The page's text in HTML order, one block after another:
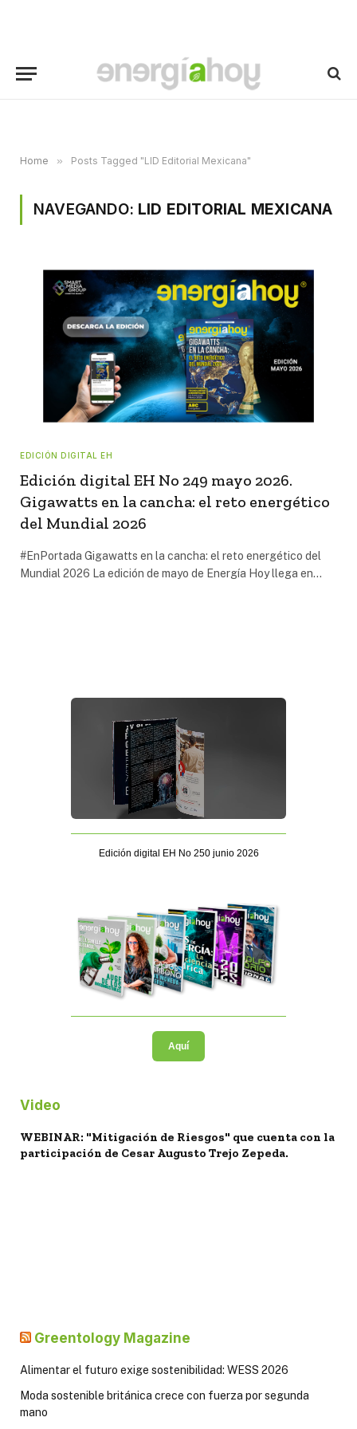
Home » Posts Tagged "LID Editorial Mexicana"
NAVEGANDO: LID EDITORIAL MEXICANA
EDICIÓN DIGITAL EH
Edición digital EH No 249 mayo 2026.
Gigawatts en la cancha: el reto energético
del Mundial 2026
#EnPortada Gigawatts en la cancha: el reto energético del
Mundial 2026 La edición de mayo de Energía Hoy llega en…
Edición digital EH No 250 junio 2026
Aquí
Video
WEBINAR: "Mitigación de Riesgos" que cuenta con la
participación de Cesar Augusto Trejo Zepeda.
Greentology Magazine
Alimentar el futuro exige sostenibilidad: WESS 2026
Moda sostenible británica crece con fuerza por segunda
mano